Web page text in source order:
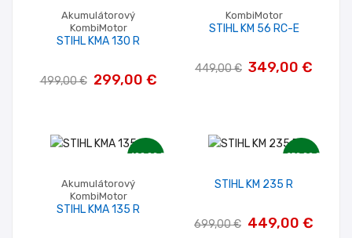
Akumulátorový
KombiMotor
STIHL KMA 130 R
499,00 € 299,00 €
KombiMotor
STIHL KM 56 RC-E
449,00 € 349,00 €
-100,00 €
Akumulátorový
KombiMotor
STIHL KMA 135 R
-250,00 €
STIHL KM 235 R
699,00 € 449,00 €